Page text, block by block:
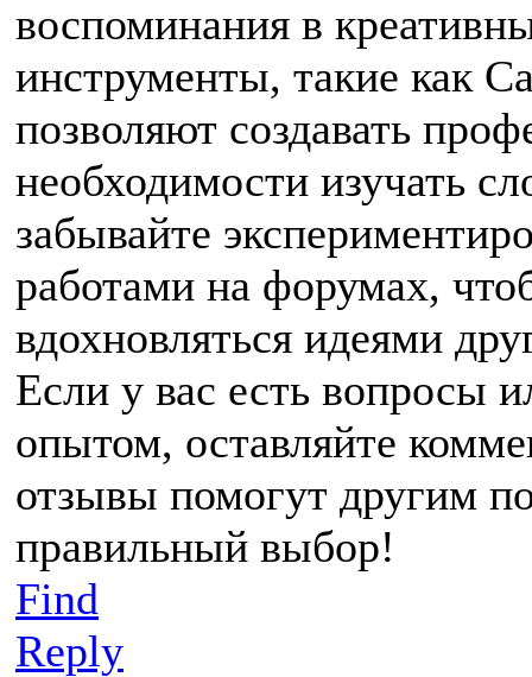
воспоминания в
инструменты, такие как
позволяют создавать
необходимости изучать
забывайте
работами на форумах,
вдохновляться идеями
Если у вас есть вопросы
опытом, оставляйте
отзывы помогут другим
правильный выбор!
Find
Reply